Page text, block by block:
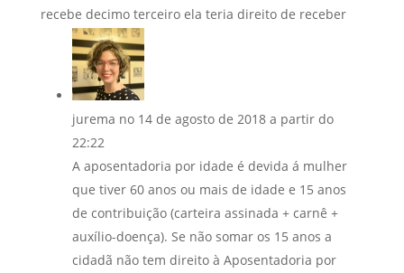
recebe decimo terceiro ela teria direito de receber
jurema no 14 de agosto de 2018 a partir do
22:22
A aposentadoria por idade é devida á mulher
que tiver 60 anos ou mais de idade e 15 anos
de contribuição (carteira assinada + carnê +
auxílio-doença). Se não somar os 15 anos a
cidadã não tem direito à Aposentadoria por